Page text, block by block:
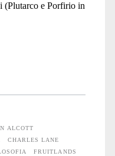
(Plutarco e Porfirio in
ALCOTT
CHARLES LANE
FRUITLANDS